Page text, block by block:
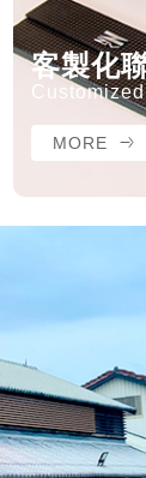
客製化
Customized
MORE